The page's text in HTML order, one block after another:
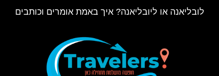
לובליאנה או ליובליאנה? איך באמת אומרים וכותבים